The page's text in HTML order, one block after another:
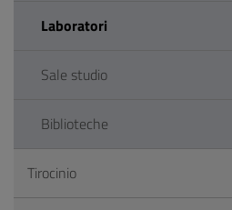
Laboratori
Sale studio
Biblioteche
Tirocinio